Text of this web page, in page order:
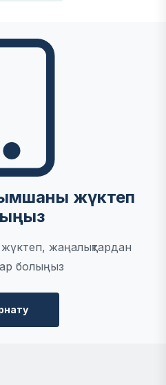
жүктеп
жаңалықтардан
болыңыз